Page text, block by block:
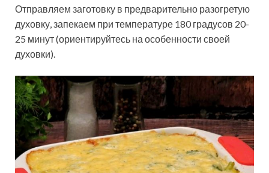
Отправляем заготовку в предварительно разогретую
духовку, запекаем при температуре 180 градусов 20-
25 минут (ориентируйтесь на особенности своей
духовки).